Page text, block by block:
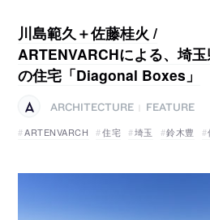
川島範久＋佐藤桂火 /
ARTENVARCHによる、埼玉
の住宅「Diagonal Boxes」
ARCHITECTURE
FEATURE
ARTENVARCH
住宅 埼玉 鈴木豊